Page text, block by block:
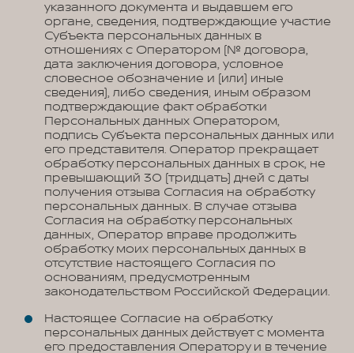
указанного документа и выдавшем его
органе, сведения, подтверждающие участие
Субъекта персональных данных в
отношениях с Оператором (№ договора,
дата заключения договора, условное
словесное обозначение и (или) иные
сведения), либо сведения, иным образом
подтверждающие факт обработки
Персональных данных Оператором,
подпись Субъекта персональных данных или
его представителя. Оператор прекращает
обработку персональных данных в срок, не
превышающий 30 (тридцать) дней с даты
получения отзыва Согласия на обработку
персональных данных. В случае отзыва
Согласия на обработку персональных
данных, Оператор вправе продолжить
обработку моих персональных данных в
отсутствие настоящего Согласия по
основаниям, предусмотренным
законодательством Российской Федерации.
Настоящее Согласие на обработку
персональных данных действует с момента
его предоставления Оператору и в течение